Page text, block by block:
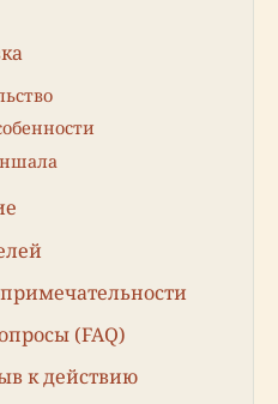
(FAQ)
к действию